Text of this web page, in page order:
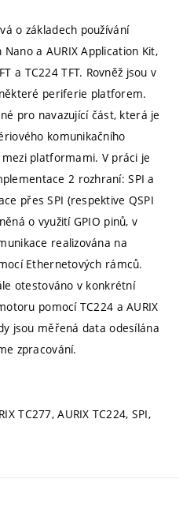
o základech používání
a AURIX Application Kit,
a TC224 TFT. Rovněž jsou v
periferie platforem.
pro navazující část, která je
komunikačního
platformami. V práci je
2 rozhraní: SPI a
přes SPI (respektive QSPI
o využití GPIO pinů, v
realizována na
Ethernetových rámců.
otestováno v konkrétní
pomocí TC224 a AURIX
jsou měřená data odesílána
zpracování.
TC277, AURIX TC224, SPI,